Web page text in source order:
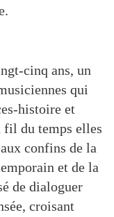
cinq ans, un
qui
histoire et
fil du temps elles
confins de la
et de la
de dialoguer
croisant